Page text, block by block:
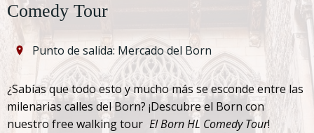
Comedy Tour
Punto de salida: Mercado del Born
¿Sabías que todo esto y mucho más se esconde entre las
milenarias calles del Born? ¡Descubre el Born con
nuestro free walking tour El Born HL Comedy Tour!